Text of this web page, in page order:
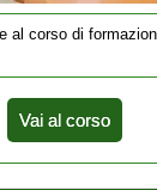
al corso di
Vai al corso